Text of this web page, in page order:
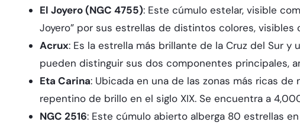
El Joyero (NGC 4755): Este cúmulo estelar, visible
Joyero” por sus estrellas de distintos colores, visibles
Acrux: Es la estrella más brillante de la Cruz del Sur
pueden distinguir sus dos componentes principales,
Eta Carina: Ubicada en una de las zonas más ricas
repentino de brillo en el siglo XIX. Se encuentra a
NGC 2516: Este cúmulo abierto alberga 80 estrellas